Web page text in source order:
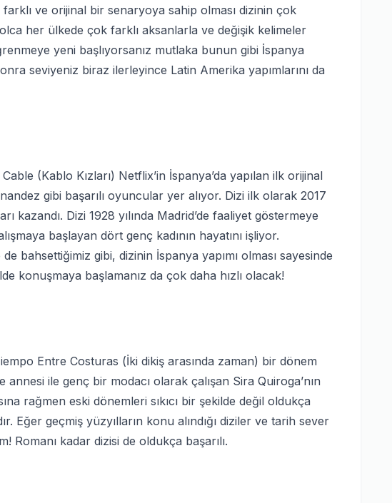
ve orijinal bir senaryoya sahip olması dizinin çok
her ülkede çok farklı aksanlarla ve değişik kelimeler
yeni başlıyorsanız mutlaka bunun gibi İspanya
seviyeniz biraz ilerleyince Latin Amerika yapımlarını da
(Kablo Kızları) Netflix’in İspanya’da yapılan ilk orijinal
gibi başarılı oyuncular yer alıyor. Dizi ilk olarak 2017
kazandı. Dizi 1928 yılında Madrid’de faaliyet göstermeye
başlayan dört genç kadının hayatını işliyor.
bahsettiğimiz gibi, dizinin İspanya yapımı olması sayesinde
konuşmaya başlamanız da çok daha hızlı olacak!
Entre Costuras (İki dikiş arasında zaman) bir dönem
annesi ile genç bir modacı olarak çalışan Sira Quiroga’nın
rağmen eski dönemleri sıkıcı bir şekilde değil oldukça
Eğer geçmiş yüzyılların konu alındığı diziler ve tarih sever
Romanı kadar dizisi de oldukça başarılı.